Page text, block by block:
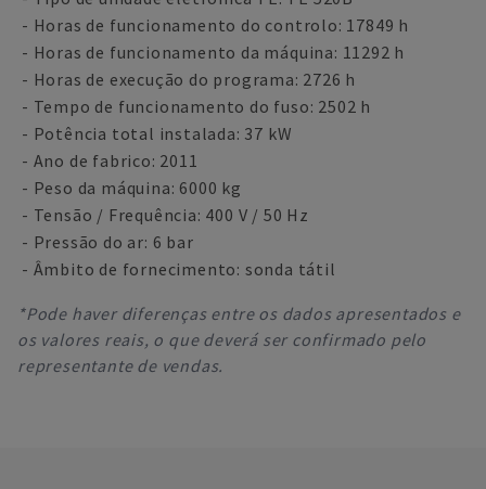
- Horas de funcionamento do controlo: 17849 h
- Horas de funcionamento da máquina: 11292 h
- Horas de execução do programa: 2726 h
- Tempo de funcionamento do fuso: 2502 h
- Potência total instalada: 37 kW
- Ano de fabrico: 2011
- Peso da máquina: 6000 kg
- Tensão / Frequência: 400 V / 50 Hz
- Pressão do ar: 6 bar
- Âmbito de fornecimento: sonda tátil
*Pode haver diferenças entre os dados apresentados e
os valores reais, o que deverá ser confirmado pelo
representante de vendas.